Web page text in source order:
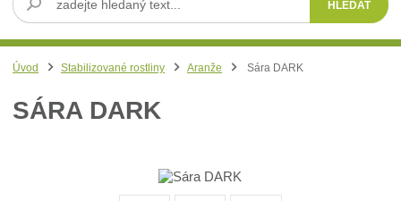
HLEDAT
Úvod Stabilizované rostliny Aranže Sára DARK
SÁRA DARK